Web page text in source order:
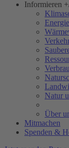
Informieren
Natur
Über
Mitmachen
Spenden &